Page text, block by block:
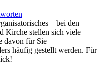
– bei den
Kirche stellen sich viele
davon für Sie
häufig gestellt werden. Für